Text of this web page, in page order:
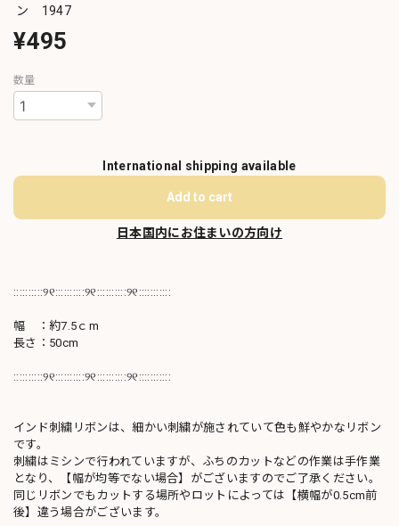
ン 1947
¥495
数量
International shipping available
Add to cart
日本国内にお住まいの方向け
::::::::::୨୧::::::::::୨୧::::::::::୨୧:::::::::::
幅 ：約7.5ｃm
長さ：50cm
::::::::::୨୧::::::::::୨୧::::::::::୨୧:::::::::::
インド刺繍リボンは、細かい刺繍が施されていて色も鮮やかなリボン
です。
刺繍はミシンで行われていますが、ふちのカットなどの作業は手作業
となり、【幅が均等でない場合】がございますのでご了承ください。
同じリボンでもカットする場所やロットによっては【横幅が0.5cm前
後】違う場合がございます。